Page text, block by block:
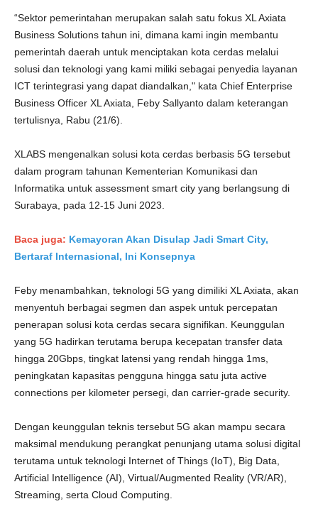
“Sektor pemerintahan merupakan salah satu fokus XL Axiata
Business Solutions tahun ini, dimana kami ingin membantu
pemerintah daerah untuk menciptakan kota cerdas melalui
solusi dan teknologi yang kami miliki sebagai penyedia layanan
ICT terintegrasi yang dapat diandalkan," kata Chief Enterprise
Business Officer XL Axiata, Feby Sallyanto dalam keterangan
tertulisnya, Rabu (21/6).
XLABS mengenalkan solusi kota cerdas berbasis 5G tersebut
dalam program tahunan Kementerian Komunikasi dan
Informatika untuk assessment smart city yang berlangsung di
Surabaya, pada 12-15 Juni 2023.
Baca juga: Kemayoran Akan Disulap Jadi Smart City,
Bertaraf Internasional, Ini Konsepnya
Feby menambahkan, teknologi 5G yang dimiliki XL Axiata, akan
menyentuh berbagai segmen dan aspek untuk percepatan
penerapan solusi kota cerdas secara signifikan. Keunggulan
yang 5G hadirkan terutama berupa kecepatan transfer data
hingga 20Gbps, tingkat latensi yang rendah hingga 1ms,
peningkatan kapasitas pengguna​ hingga satu juta active
connections per kilometer persegi, dan carrier-grade security. ​
Dengan keunggulan teknis tersebut 5G akan mampu secara
maksimal mendukung perangkat penunjang utama solusi digital
terutama untuk teknologi Internet of Things (IoT), Big Data,
Artificial Intelligence (AI), Virtual/Augmented Reality (VR/AR),
Streaming, serta Cloud Computing.